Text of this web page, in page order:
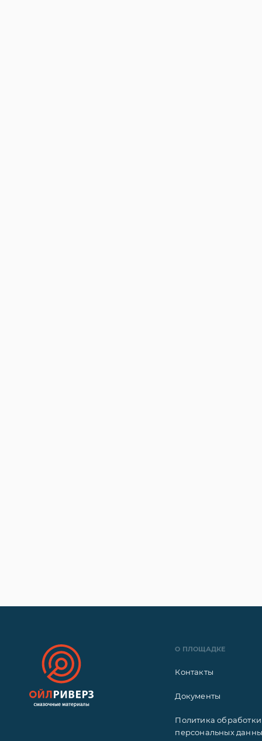
О ПЛОЩАДКЕ
Контакты
Документы
Политика обработки
персональных